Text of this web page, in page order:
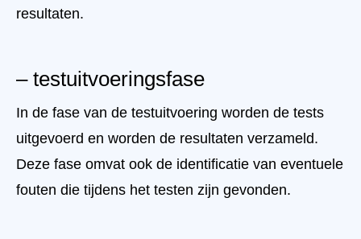
resultaten.
– testuitvoeringsfase
In de fase van de testuitvoering worden de tests
uitgevoerd en worden de resultaten verzameld.
Deze fase omvat ook de identificatie van eventuele
fouten die tijdens het testen zijn gevonden.